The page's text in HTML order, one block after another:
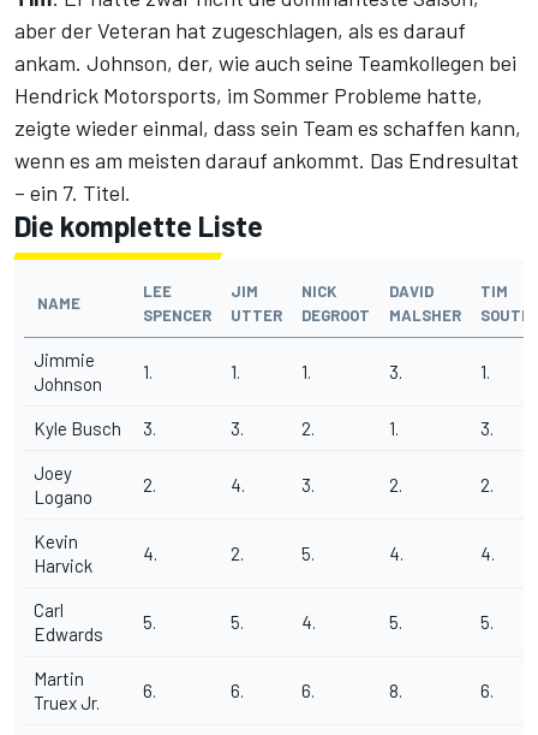
aber der Veteran hat zugeschlagen, als es darauf
ankam. Johnson, der, wie auch seine Teamkollegen bei
Hendrick Motorsports, im Sommer Probleme hatte,
zeigte wieder einmal, dass sein Team es schaffen kann,
wenn es am meisten darauf ankommt. Das Endresultat
– ein 7. Titel.
Die komplette Liste
NAME
LEE
SPENCER
JIM
UTTER
NICK
DEGROOT
DAVID
MALSHER
TIM
Jimmie
Johnson
1. 1. 1. 3. 1.
Kyle Busch 3. 3. 2. 1. 3.
Joey
Logano
2. 4. 3. 2. 2.
Kevin
Harvick
4. 2. 5. 4. 4.
Carl
Edwards
5. 5. 4. 5. 5.
Martin
Truex Jr.
6. 6. 6. 8. 6.